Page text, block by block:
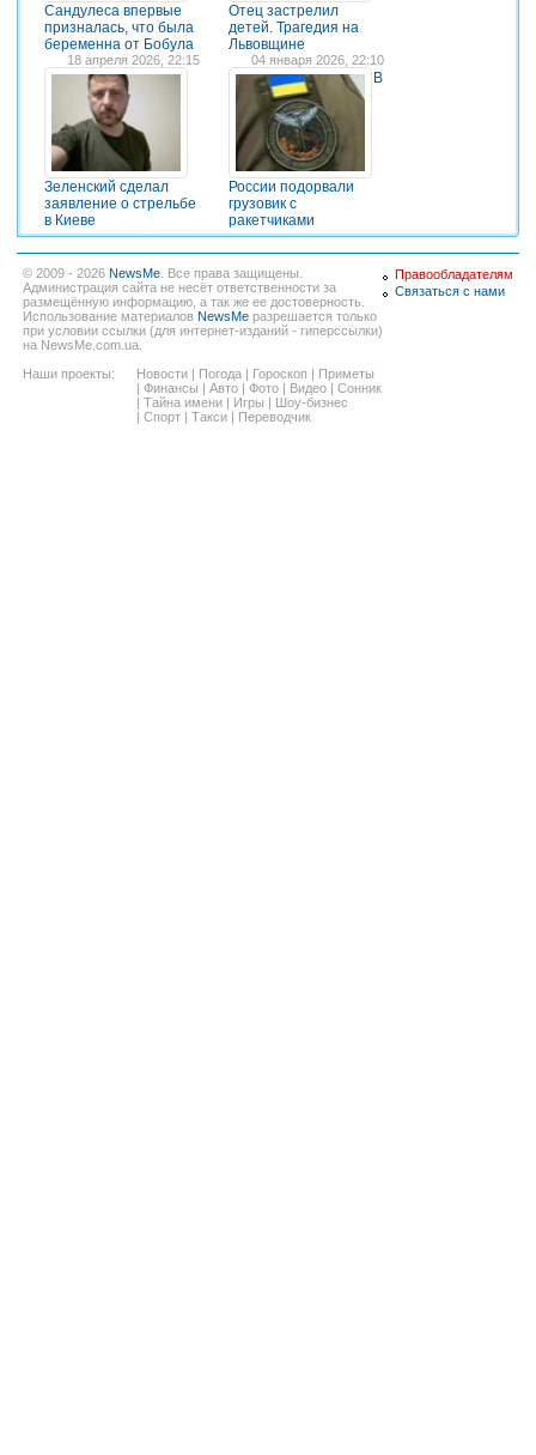
Сандулеса впервые
призналась, что была
беременна от Бобула
Отец застрелил
детей. Трагедия на
Львовщине
18 апреля 2026, 22:15
Зеленский сделал
заявление о стрельбе
в Киеве
04 января 2026, 22:10
В
России подорвали
грузовик с
ракетчиками
© 2009 - 2026 NewsMe . Все права защищены.
Администрация сайта не несёт ответственности за
размещённую информацию, а так же ее достоверность.
Использование материалов NewsMe разрешается только
при условии ссылки (для интернет-изданий - гиперссылки)
на NewsMe.com.ua.
Наши проекты:
Новости | Погода | Гороскоп | Приметы
| Финансы | Авто | Фото | Видео | Сонник
| Тайна имени | Игры | Шоу-бизнес
| Спорт | Такси | Переводчик
Правообладателям
Связаться с нами